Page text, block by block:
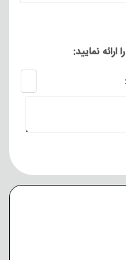
نمایید: